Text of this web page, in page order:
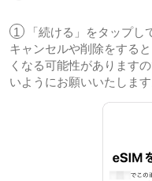
1
「続ける」をタップ
キャンセルや削除をする
くなる可能性があります
いようにお願いいたしま